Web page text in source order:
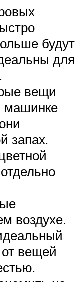
будут
для
вещи
машинке
запах.
воздухе.
вещей